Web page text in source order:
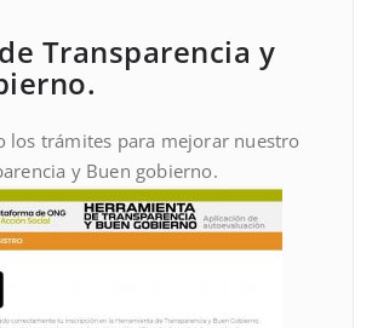
Transparencia y
los trámites para mejorar nuestro
y Buen gobierno.